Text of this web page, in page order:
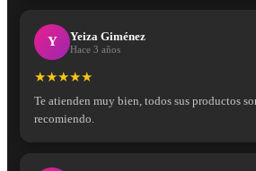
Y Yeiza Giménez
Hace 3 años
★★★★★
Te atienden muy bien, todos sus productos
recomiendo.